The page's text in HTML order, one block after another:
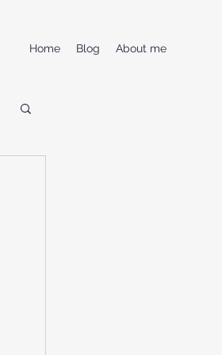
Home Blog About me